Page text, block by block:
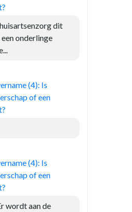
dit
onderlinge
(4): Is
of een
(4): Is
of een
wordt aan de